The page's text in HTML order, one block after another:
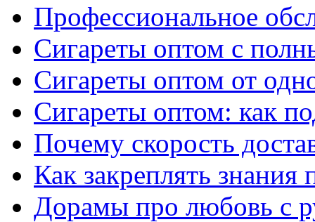
Профессиональное
Сигареты оптом с
Сигареты оптом от
Сигареты оптом: как
Почему скорость
Как закреплять знания
Дорамы про любовь с